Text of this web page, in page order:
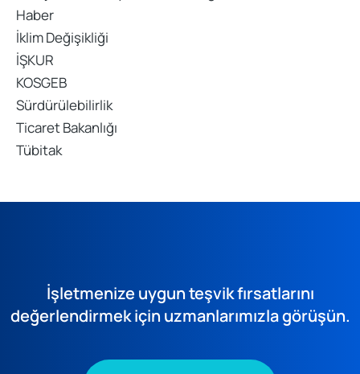
Haber
İklim Değişikliği
İŞKUR
KOSGEB
Sürdürülebilirlik
Ticaret Bakanlığı
Tübitak
İşletmenize uygun teşvik fırsatlarını
değerlendirmek için uzmanlarımızla görüşün.